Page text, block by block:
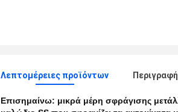
Λεπτομέρειες προϊόντων
Επισημαίνω: μικρά μέρη σφράγισης